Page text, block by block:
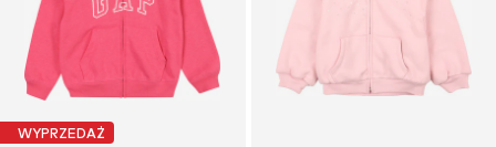
WYPRZEDAŻ